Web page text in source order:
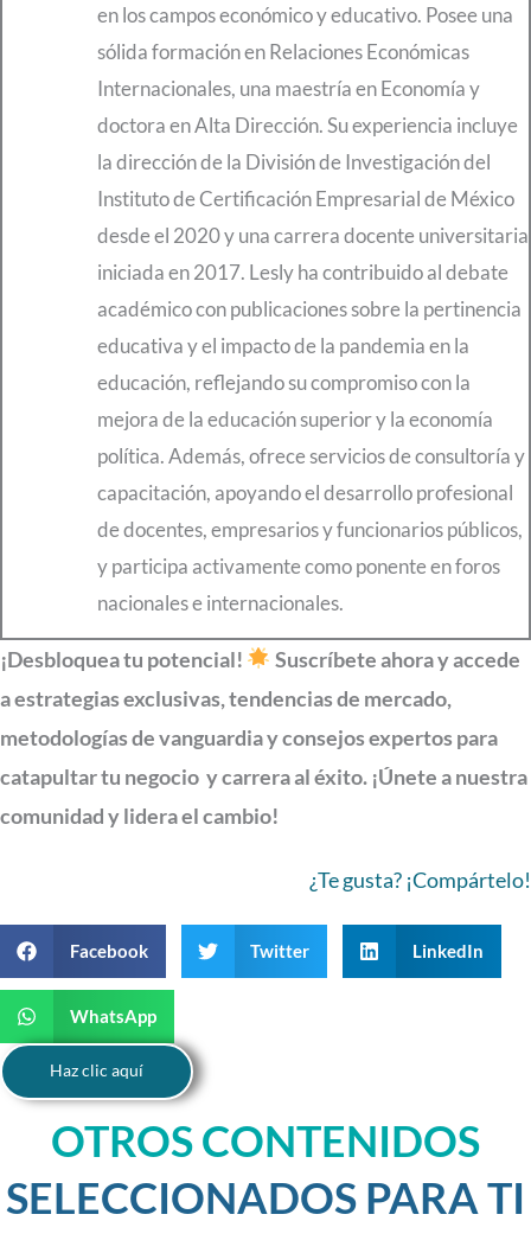
en los campos económico y educativo. Posee una
sólida formación en Relaciones Económicas
Internacionales, una maestría en Economía y
doctora en Alta Dirección. Su experiencia incluye
la dirección de la División de Investigación del
Instituto de Certificación Empresarial de México
desde el 2020 y una carrera docente universitaria
iniciada en 2017. Lesly ha contribuido al debate
académico con publicaciones sobre la pertinencia
educativa y el impacto de la pandemia en la
educación, reflejando su compromiso con la
mejora de la educación superior y la economía
política. Además, ofrece servicios de consultoría y
capacitación, apoyando el desarrollo profesional
de docentes, empresarios y funcionarios públicos,
y participa activamente como ponente en foros
nacionales e internacionales.
¡Desbloquea tu potencial!
Suscríbete ahora y accede
a estrategias exclusivas, tendencias de mercado,
metodologías de vanguardia y consejos expertos para
catapultar tu negocio y carrera al éxito. ¡Únete a nuestra
comunidad y lidera el cambio!
¿Te gusta? ¡Compártelo!
Facebook Twitter LinkedIn
WhatsApp
Haz clic aquí
OTROS CONTENIDOS
SELECCIONADOS PARA TI